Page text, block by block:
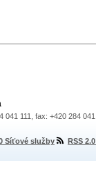
041 111, fax: +420 284
Síťové služby RSS